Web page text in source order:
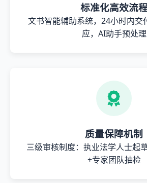
标准化高效流
文书智能辅助系统，24小时内交
应，AI助手预处理
质量保障机制
三级审核制度：执业法学人士起
+专家团队抽检